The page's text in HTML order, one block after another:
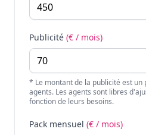
Publicité (€ / mois)
* Le montant de la publicité est un
agents. Les agents sont libres
fonction de leurs besoins.
Pack mensuel (€ / mois)